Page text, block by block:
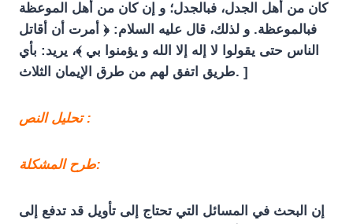
كان من أهل الجدل، فبالجدل؛ و إن كان من أهل الموعظة
فبالموعظة. و لذلك، قال عليه السلام: ﴿ أمرت أن أقاتل
الناس حتى يقولوا لا إله إلا الله و يؤمنوا بي ﴾، يريد: بأي
طريق اتفق لهم من طرق الإيمان الثلاث. ]
تحليل النص :
طرح المشكلة:
إن البحث في المسائل التي تحتاج إلى تأويل قد تدفع إلى